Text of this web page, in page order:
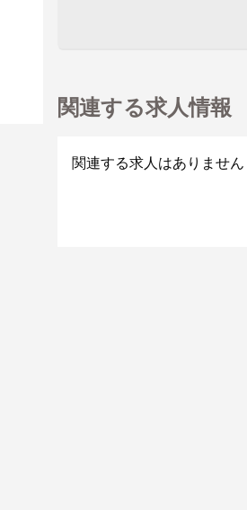
関連する求人情報
関連する求人はありません